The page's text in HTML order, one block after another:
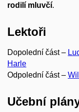
rodilí mluvčí.
Lektoři
Dopolední část –
Harle
Odpolední část –
Učební